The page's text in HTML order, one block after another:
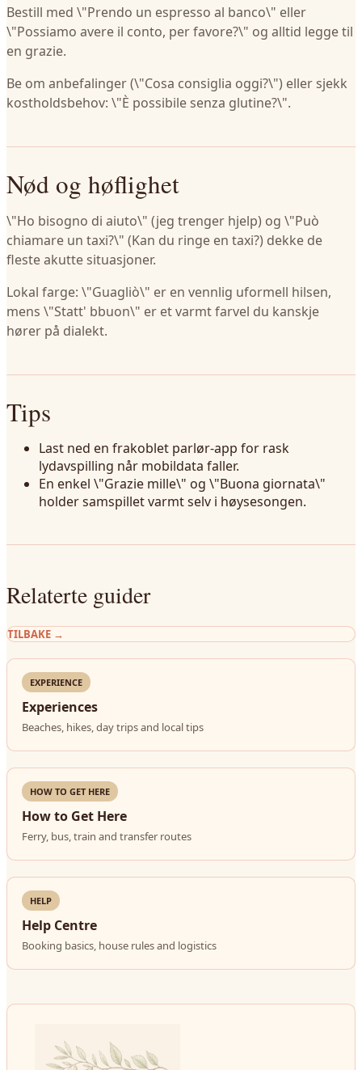
Bestill med \"Prendo un espresso al banco\" eller
\"Possiamo avere il conto, per favore?\" og alltid legge til
en grazie.
Be om anbefalinger (\"Cosa consiglia oggi?\") eller sjekk
kostholdsbehov: \"È possibile senza glutine?\".
Nød og høflighet
\"Ho bisogno di aiuto\" (jeg trenger hjelp) og \"Può
chiamare un taxi?\" (Kan du ringe en taxi?) dekke de
fleste akutte situasjoner.
Lokal farge: \"Guagliò\" er en vennlig uformell hilsen,
mens \"Statt' bbuon\" er et varmt farvel du kanskje
hører på dialekt.
Tips
Last ned en frakoblet parlør-app for rask
lydavspilling når mobildata faller.
En enkel \"Grazie mille\" og \"Buona giornata\"
holder samspillet varmt selv i høysesongen.
Relaterte guider
TILBAKE →
EXPERIENCE
Experiences
Beaches, hikes, day trips and local tips
HOW TO GET HERE
How to Get Here
Ferry, bus, train and transfer routes
HELP
Help Centre
Booking basics, house rules and logistics